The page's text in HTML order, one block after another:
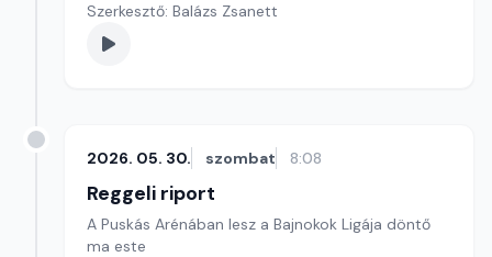
Szerkesztő: Balázs Zsanett
2026. 05. 30. szombat 8:08
Reggeli riport
A Puskás Arénában lesz a Bajnokok Ligája döntő
ma este